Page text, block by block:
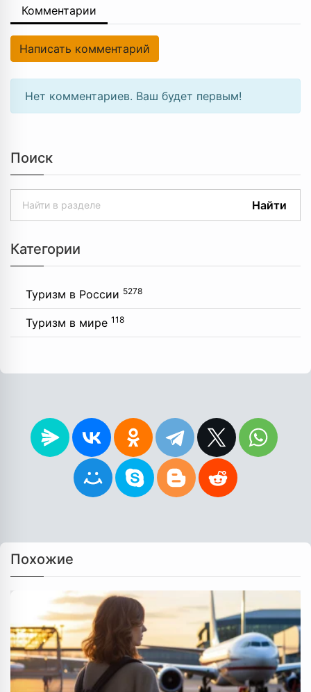
Комментарии
Написать комментарий
Нет комментариев. Ваш будет первым!
Поиск
Найти
Категории
Туризм в России 5278
Туризм в мире 118
Похожие